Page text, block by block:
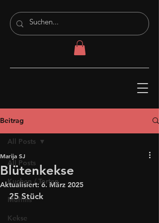
Beitrag
All Posts
Kuchen / Torten
Muffins
Kekse
All Posts
Blütenkekse
Marija SJ
Aktualisiert:6. März 2025
25 Stück